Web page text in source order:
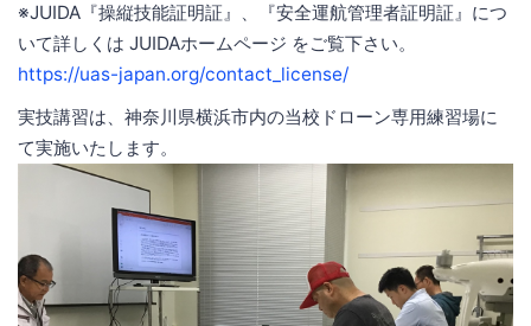
※JUIDA『操縦技能証明証』、『安全運航管理者証明証』につ
いて詳しくは JUIDAホームページ をご覧下さい。
https://uas-japan.org/contact_license/
実技講習は、神奈川県横浜市内の当校ドローン専用練習場に
て実施いたします。